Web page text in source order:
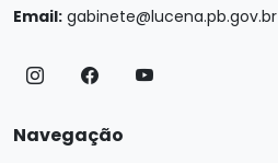
Email: gabinete@lucena.pb.gov.br
Navegação